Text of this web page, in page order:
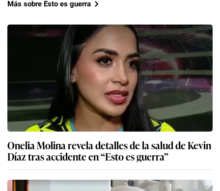
Más sobre Esto es guerra
Onelia Molina revela detalles de la salud de Kevin
Díaz tras accidente en “Esto es guerra”